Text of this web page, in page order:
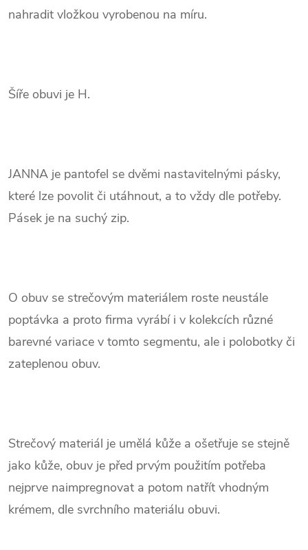
nahradit vložkou vyrobenou na míru.
Šíře obuvi je H.
JANNA je pantofel se dvěmi nastavitelnými pásky,
které lze povolit či utáhnout, a to vždy dle potřeby.
Pásek je na suchý zip.
O obuv se strečovým materiálem roste neustále
poptávka a proto firma vyrábí i v kolekcích různé
barevné variace v tomto segmentu, ale i polobotky či
zateplenou obuv.
Strečový materiál je umělá kůže a ošetřuje se stejně
jako kůže, obuv je před prvým použitím potřeba
nejprve naimpregnovat a potom natřít vhodným
krémem, dle svrchního materiálu obuvi.